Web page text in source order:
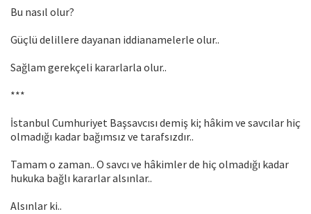
Bu nasıl olur?
Güçlü delillere dayanan iddianamelerle olur..
Sağlam gerekçeli kararlarla olur..
***
İstanbul Cumhuriyet Başsavcısı demiş ki; hâkim ve savcılar hiç
olmadığı kadar bağımsız ve tarafsızdır..
Tamam o zaman.. O savcı ve hâkimler de hiç olmadığı kadar
hukuka bağlı kararlar alsınlar..
Alsınlar ki..